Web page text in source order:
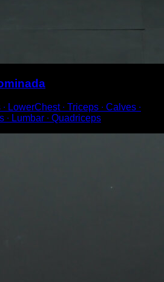
LowerChest ∙ Triceps ∙ Calves ∙
∙ Lumbar ∙ Quadriceps